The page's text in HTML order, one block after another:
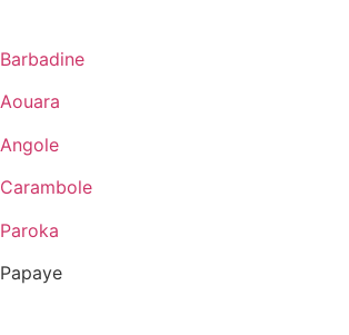
Barbadine
Aouara
Angole
Carambole
Paroka
Papaye